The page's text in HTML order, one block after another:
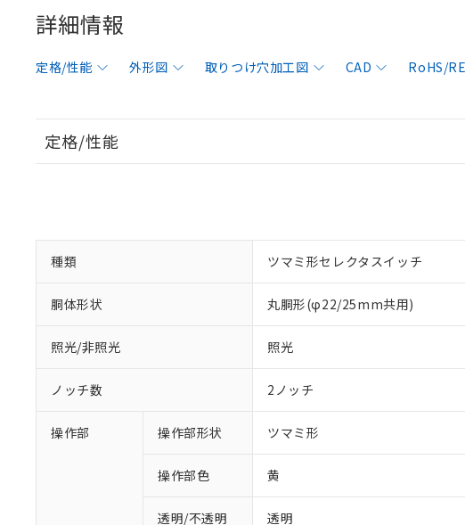
詳細情報
定格/性能 外形図 取りつけ穴加工図 CAD RoHS/
定格/性能
種類 ツマミ形セレクタスイッチ
胴体形状 丸胴形(φ22/25mm共用)
照光/非照光 照光
ノッチ数 2ノッチ
操作部 操作部形状 ツマミ形
操作部色 黄
透明/不透明 透明